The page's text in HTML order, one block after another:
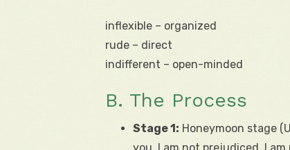
inflexible – organized
rude – direct
indifferent – open-minded
B. The Process
Stage 1: Honeymoon stage
you, I am not prejudiced, I am